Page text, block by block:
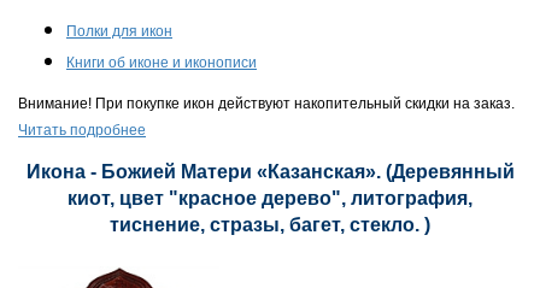
Полки для икон
Книги об иконе и иконописи
Внимание! При покупке икон действуют накопительный скидки на заказ.
Читать подробнее
Икона - Божией Матери «Казанская». (Деревянный
киот, цвет "красное дерево", литография,
тиснение, стразы, багет, стекло. )